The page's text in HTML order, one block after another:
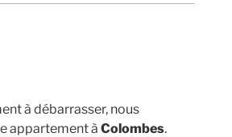
à débarrasser, nous
appartement à Colombes.